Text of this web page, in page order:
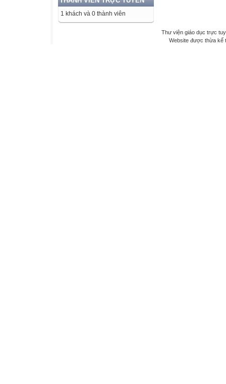
1 khách và 0 thành viên
Thư viện giáo dục trực
Website được thừa kế